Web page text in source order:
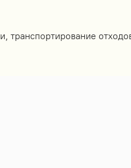
транспортирование